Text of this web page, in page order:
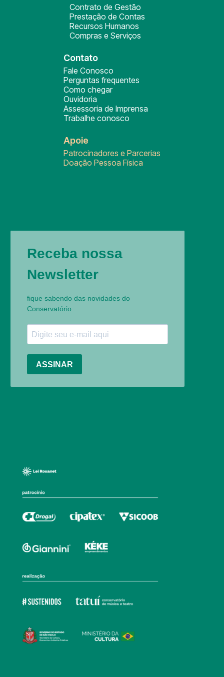
Contrato de Gestão
Prestação de Contas
Recursos Humanos
Compras e Serviços
Contato
Fale Conosco
Perguntas frequentes
Como chegar
Ouvidoria
Assessoria de Imprensa
Trabalhe conosco
Apoie
Patrocinadores e Parcerias
Doação Pessoa Física